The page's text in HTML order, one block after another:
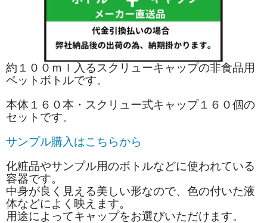
約１００ｍｌ入るスクリューキャップの非食品用
ペットボトルです。
本体１６０本・スクリュー式キャップ１６０個の
セットです。
サンプル購入はこちらから
化粧品やサンプル用のボトルなどに使われている
容器です。
中身が良く見える美しい形なので、色の付いた液
体などによく映えます。
用途によってキャップをお選びいただけます。